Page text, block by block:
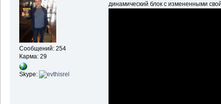
Сообщений: 254
Карма: 29
Skype:
динамический блок с измененными